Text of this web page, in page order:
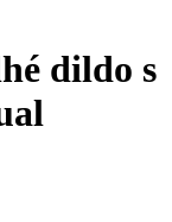
dildo s